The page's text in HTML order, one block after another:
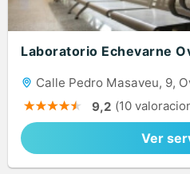
Laboratorio Echevarne
Calle Pedro Masaveu, 9,
9,2 (10
Ver